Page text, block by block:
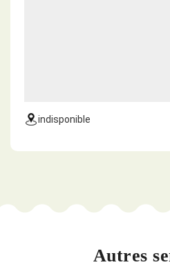
indisponible
Autres